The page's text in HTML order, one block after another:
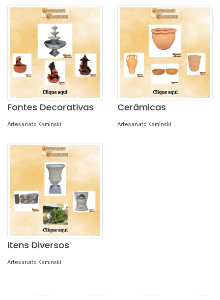
Fontes Decorativas
Artesanato Kaminski
Cerâmicas
Artesanato Kaminski
Itens Diversos
Artesanato Kaminski